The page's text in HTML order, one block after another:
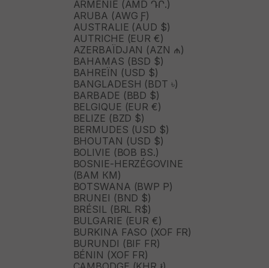
ARMÉNIE (AMD ԴՐ.)
ARUBA (AWG Ƒ)
AUSTRALIE (AUD $)
AUTRICHE (EUR €)
AZERBAÏDJAN (AZN ₼)
BAHAMAS (BSD $)
BAHREÏN (USD $)
BANGLADESH (BDT ৳)
BARBADE (BBD $)
BELGIQUE (EUR €)
BELIZE (BZD $)
BERMUDES (USD $)
BHOUTAN (USD $)
BOLIVIE (BOB BS.)
BOSNIE-HERZÉGOVINE
(BAM КМ)
BOTSWANA (BWP P)
BRUNEI (BND $)
BRÉSIL (BRL R$)
BULGARIE (EUR €)
BURKINA FASO (XOF FR)
BURUNDI (BIF FR)
BÉNIN (XOF FR)